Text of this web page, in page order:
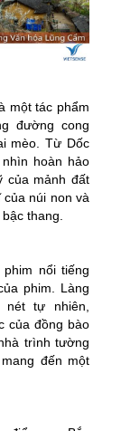
một tác phẩm
đường cong
mèo. Từ Dốc
hoàn hảo
của mảnh đất
núi non và
thang.
nổi tiếng
phim. Làng
nét tự nhiên,
của đồng bào
trình tường
đến một